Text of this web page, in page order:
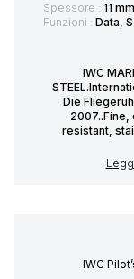
Spessore : 11 mm
Funzioni : Data,
IWC
Die
resistant,
IWC